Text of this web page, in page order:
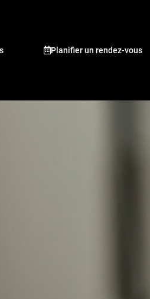
Planifier un rendez-vous